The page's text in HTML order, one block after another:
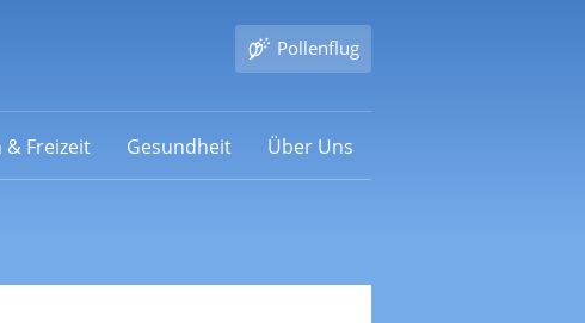
Pollenflug
& Freizeit Gesundheit Über Uns